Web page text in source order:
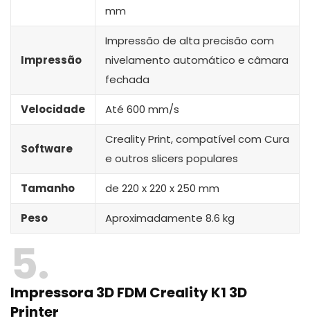
mm
Impressão
Impressão de alta precisão com
nivelamento automático e câmara
fechada
Velocidade Até 600 mm/s
Software
Creality Print, compatível com Cura
e outros slicers populares
Tamanho de 220 x 220 x 250 mm
Peso Aproximadamente 8.6 kg
5
Impressora 3D FDM Creality K1 3D
Printer